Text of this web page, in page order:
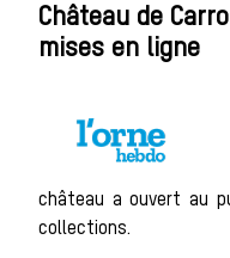
Les
Les
Château de
mises en ligne
château a ouvert au
collections.